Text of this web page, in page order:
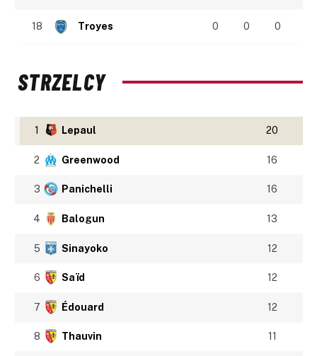
18 Troyes 0 0 0
STRZELCY
1 Lepaul 20
2 Greenwood 16
3 Panichelli 16
4 Balogun 13
5 Sinayoko 12
6 Saïd 12
7 Édouard 12
8 Thauvin 11